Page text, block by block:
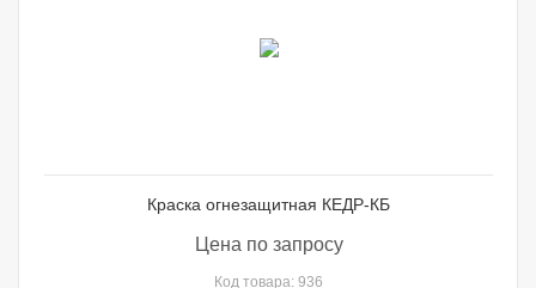
Краска огнезащитная КЕДР-КБ
Цена по запросу
Код товара: 936